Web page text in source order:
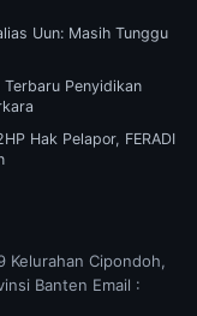
Uun: Masih Tunggu
Penyidikan
Hak Pelapor, FERADI
Kelurahan Cipondoh,
Banten Email :